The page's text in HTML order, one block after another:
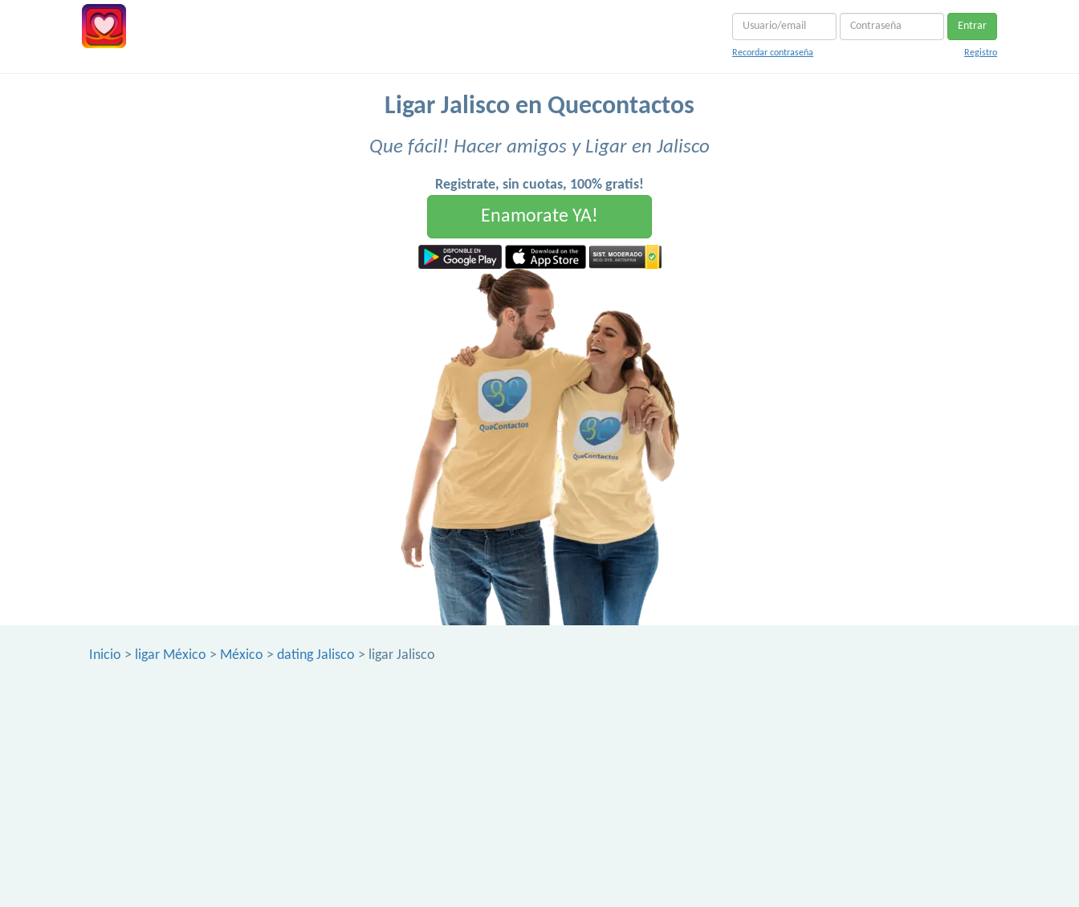
Entrar
Recordar contraseña Registro
Ligar Jalisco en Quecontactos
Que fácil! Hacer amigos y Ligar en Jalisco
Registrate, sin cuotas, 100% gratis!
Enamorate YA!
Inicio > ligar México > México > dating Jalisco > ligar Jalisco